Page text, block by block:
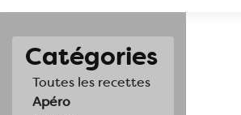
Catégories
Toutes les recettes
Apéro